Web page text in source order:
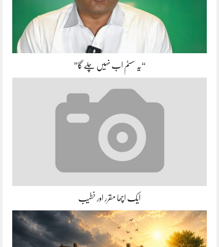
“یہ سسٹم اب نہیں چلے گا”
ایک اچھا مقرر اور خطیب